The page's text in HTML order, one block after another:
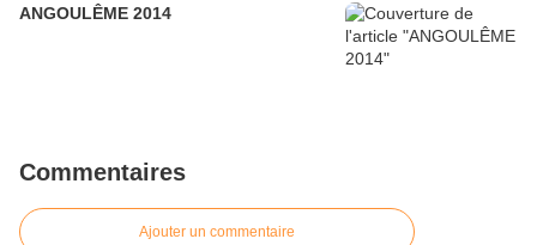
ANGOULÊME 2014
Commentaires
Ajouter un commentaire